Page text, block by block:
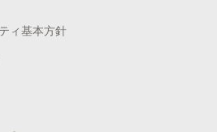
ィ基本方針